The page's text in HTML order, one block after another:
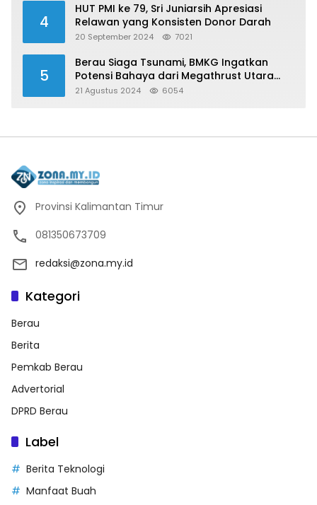
4
HUT PMI ke 79, Sri Juniarsih Apresiasi
Relawan yang Konsisten Donor Darah
20 September 2024 7021
5
Berau Siaga Tsunami, BMKG Ingatkan
Potensi Bahaya dari Megathrust Utara
Sulawesi
21 Agustus 2024 6054
Provinsi Kalimantan Timur
081350673709
redaksi@zona.my.id
Kategori
Berau
Berita
Pemkab Berau
Advertorial
DPRD Berau
Label
Berita Teknologi
Manfaat Buah